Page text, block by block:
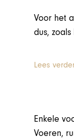
Voor het
dus,
Lees
Enkele
Voeren,